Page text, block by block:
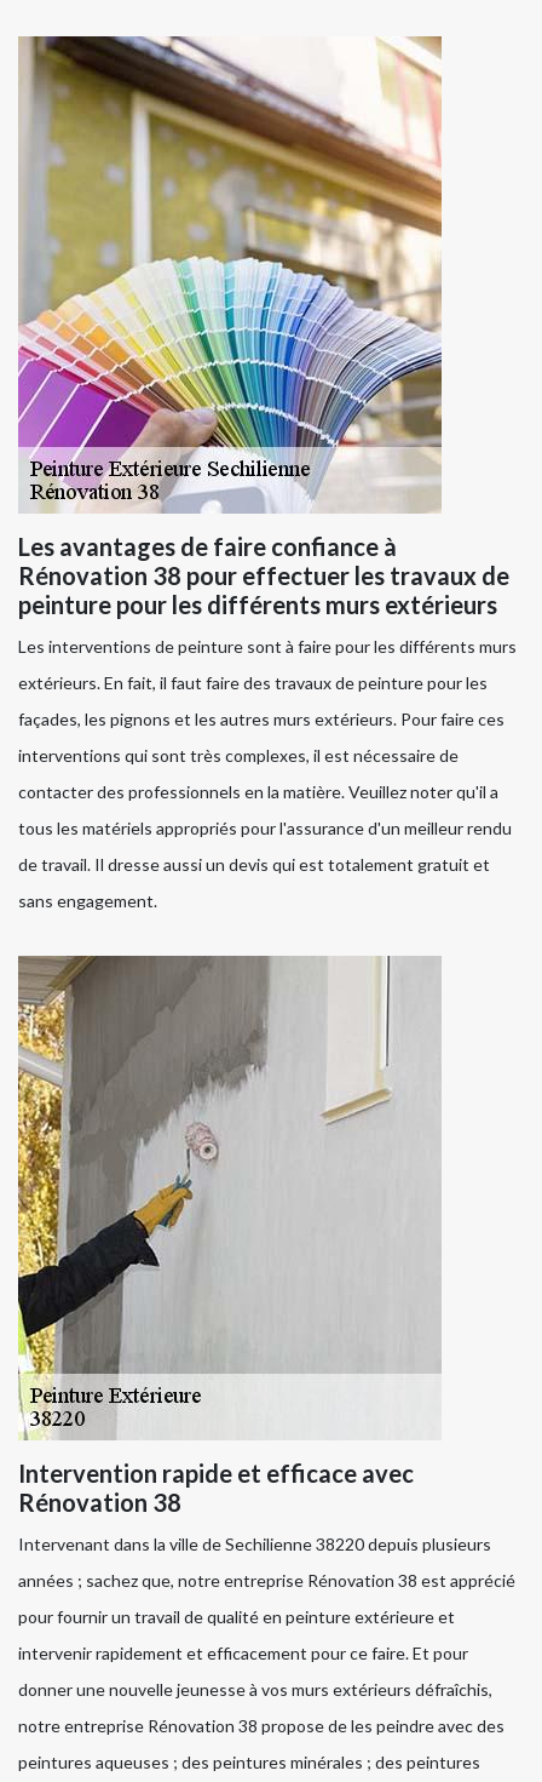
Les avantages de faire confiance à
Rénovation 38 pour effectuer les travaux de
peinture pour les différents murs extérieurs
Les interventions de peinture sont à faire pour les différents murs
extérieurs. En fait, il faut faire des travaux de peinture pour les
façades, les pignons et les autres murs extérieurs. Pour faire ces
interventions qui sont très complexes, il est nécessaire de
contacter des professionnels en la matière. Veuillez noter qu'il a
tous les matériels appropriés pour l'assurance d'un meilleur rendu
de travail. Il dresse aussi un devis qui est totalement gratuit et
sans engagement.
Intervention rapide et efficace avec
Rénovation 38
Intervenant dans la ville de Sechilienne 38220 depuis plusieurs
années ; sachez que, notre entreprise Rénovation 38 est apprécié
pour fournir un travail de qualité en peinture extérieure et
intervenir rapidement et efficacement pour ce faire. Et pour
donner une nouvelle jeunesse à vos murs extérieurs défraîchis,
notre entreprise Rénovation 38 propose de les peindre avec des
peintures aqueuses ; des peintures minérales ; des peintures